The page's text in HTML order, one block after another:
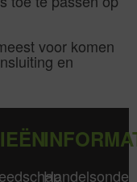
voor komen
en